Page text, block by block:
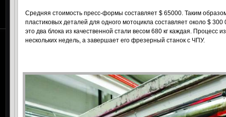
Средняя стоимость пресс-формы составляет $ 65000. Таким
пластиковых деталей для одного мотоцикла составляет около $
это два блока из качественной стали весом 680 кг каждая. Процесс
нескольких недель, а завершает его фрезерный станок с ЧПУ.